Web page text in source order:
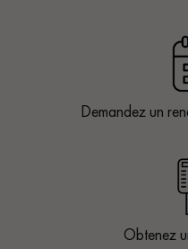
Demandez un
Obtenez